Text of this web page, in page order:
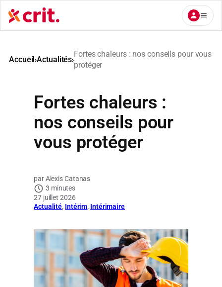
Aller
au
contenu
Accueil›Actualités›
Fortes chaleurs : nos conseils pour vous
protéger
Fortes chaleurs :
nos conseils pour
vous protéger
Alexis Catanas
3 minutes
27 juillet 2026
Actualité, Intérim, Intérimaire